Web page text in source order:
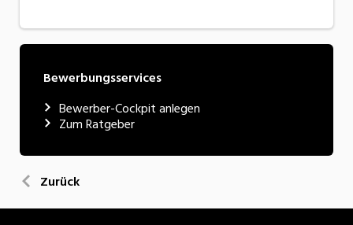
Bewerbungsservices
Bewerber-Cockpit anlegen
Zum Ratgeber
Zurück